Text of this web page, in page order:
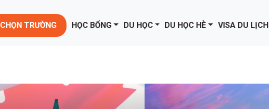
CHỌN TRƯỜNG HỌC BỔNG DU HỌC DU HỌC HÈ VISA DU LỊCH